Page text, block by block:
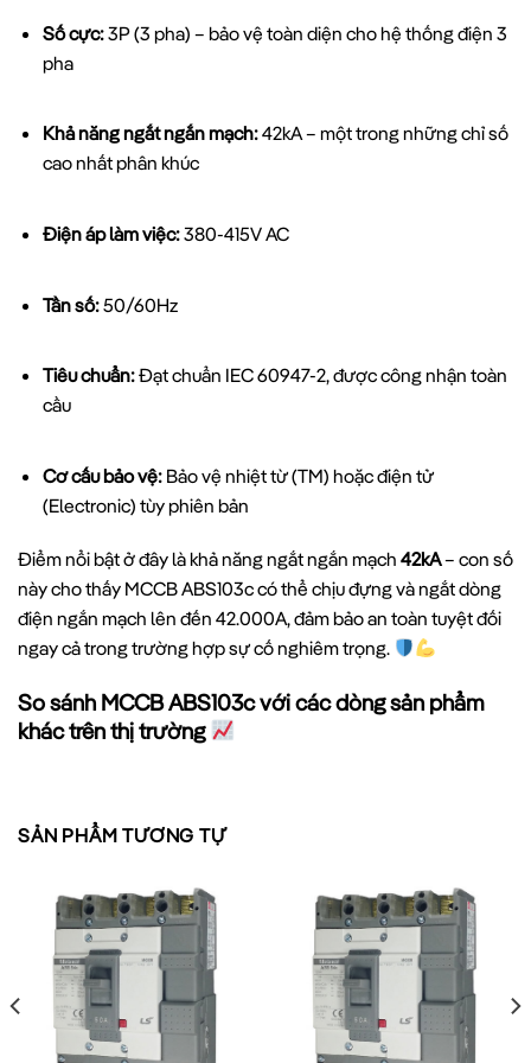
Số cực:3P (3 pha) – bảo vệ toàn diện cho hệ thống điện 3
pha
Khả năng ngắt ngắn mạch:42kA – một trong những chỉ số
cao nhất phân khúc
Điện áp làm việc:380-415V AC
Tần số:50/60Hz
Tiêu chuẩn:Đạt chuẩn IEC 60947-2, được công nhận toàn
cầu
Cơ cấu bảo vệ:Bảo vệ nhiệt từ (TM) hoặc điện tử
(Electronic) tùy phiên bản
Điểm nổi bật ở đây là khả năng ngắt ngắn mạch 42kA– con số
này cho thấy MCCB ABS103c có thể chịu đựng và ngắt dòng
điện ngắn mạch lên đến 42.000A, đảm bảo an toàn tuyệt đối
ngay cả trong trường hợp sự cố nghiêm trọng.
So sánh MCCB ABS103c với các dòng sản phẩm
khác trên thị trường
MCCB ABS103C
Khả năng
ngắt ngắn
mạch
42kA 10-25kA 6-10kA
Phạm vi
dòng điện
15A-800A 15A-1600A 1A-125A
Độ bền cơ
5.000-
SẢN PHẨM TƯƠNG TỰ